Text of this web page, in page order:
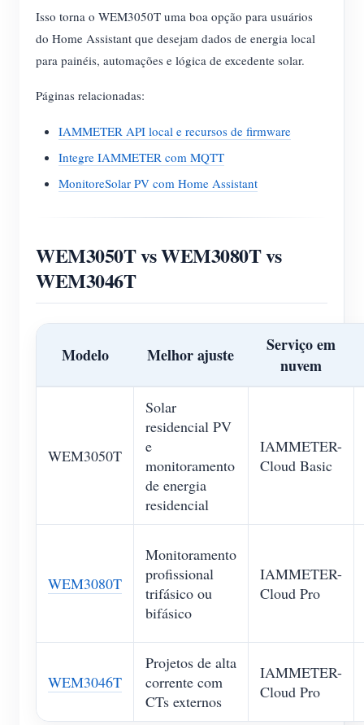
Isso torna o WEM3050T uma boa opção para usuários
do Home Assistant que desejam dados de energia local
para painéis, automações e lógica de excedente solar.
Páginas relacionadas:
IAMMETER API local e recursos de firmware
Integre IAMMETER com MQTT
MonitoreSolar PV com Home Assistant
WEM3050T vs WEM3080T vs
WEM3046T
Modelo Melhor ajuste
Serviço em
nuvem
WEM3050T
Solar
residencial PV
e
monitoramento
de energia
residencial
IAMMETER-
Cloud Basic
WEM3080T
Monitoramento
profissional
trifásico ou
bifásico
IAMMETER-
Cloud Pro
WEM3046T
Projetos de alta
corrente com
CTs externos
IAMMETER-
Cloud Pro